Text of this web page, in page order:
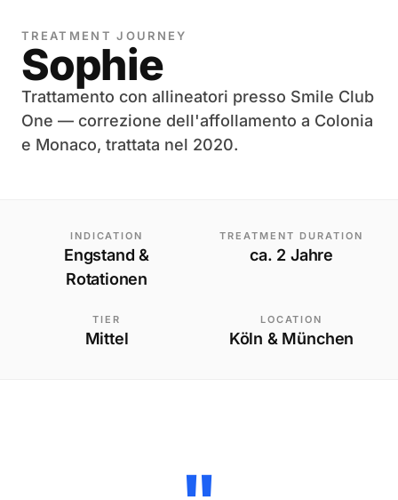
TREATMENT JOURNEY
Sophie
Trattamento con allineatori presso Smile Club
One — correzione dell'affollamento a Colonia
e Monaco, trattata nel 2020.
INDICATION
Engstand &
Rotationen
TREATMENT DURATION
ca. 2 Jahre
TIER
Mittel
LOCATION
Köln & München